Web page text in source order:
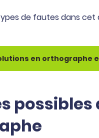
de fautes dans cet
en orthographe